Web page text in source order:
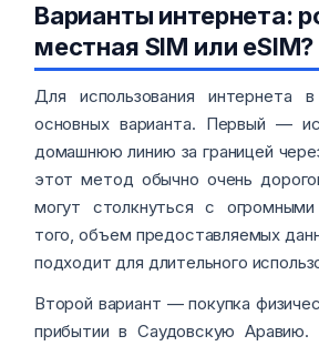
Варианты интернета:
местная SIM или eSIM?
Для использования интернета
основных варианта. Первый —
домашнюю линию за границей
этот метод обычно очень
могут столкнуться с
того, объем предоставляемых
подходит для длительного
Второй вариант — покупка
прибытии в Саудовскую Аравию.